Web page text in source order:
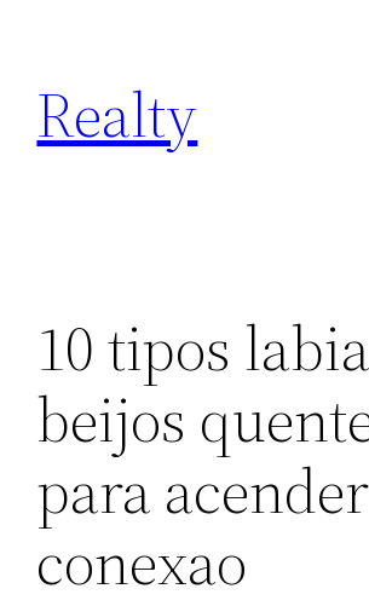
content
Realty
10 tipos labia
beijos
para
conexao